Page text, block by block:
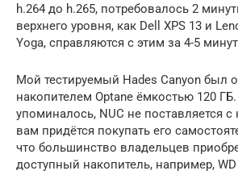
h.264 до h.265, потребовалось 2
верхнего уровня, как Dell XPS 13 и
Yoga, справляются с этим за 4-5
Мой тестируемый Hades Canyon был
накопителем Optane ёмкостью 120
упоминалось, NUC не поставляется
вам придётся покупать его
что большинство владельцев
доступный накопитель, например, WD